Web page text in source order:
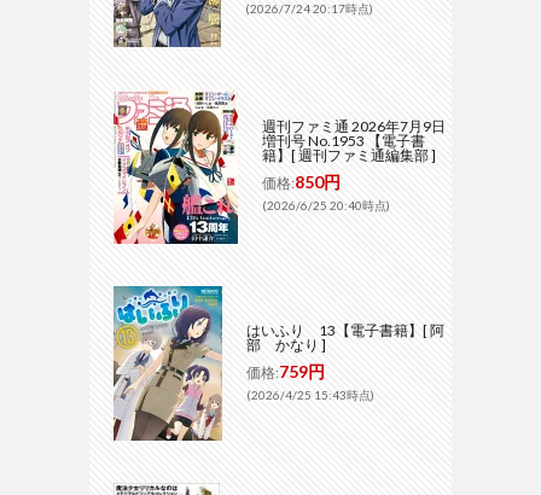
(2026/7/24 20:17時点)
週刊ファミ通 2026年7月9日
増刊号 No.1953 【電子書
籍】[ 週刊ファミ通編集部 ]
価格:850円
(2026/6/25 20:40時点)
はいふり 13【電子書籍】[ 阿
部 かなり ]
価格:759円
(2026/4/25 15:43時点)